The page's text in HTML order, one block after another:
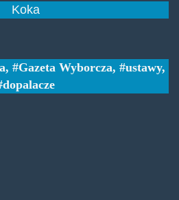
Koka
, Gazeta Wyborcza, ustawy,
dopalacze